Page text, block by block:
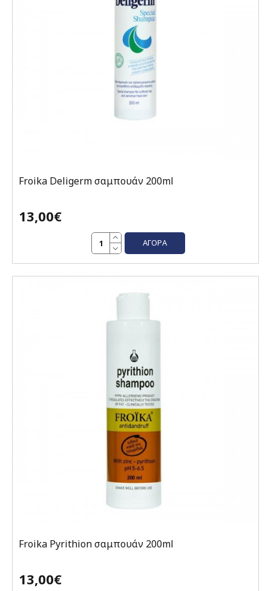
Froika Deligerm σαμπουάν 200ml
13,00€
ΑΓΟΡΆ
Froika Pyrithion σαμπουάν 200ml
13,00€